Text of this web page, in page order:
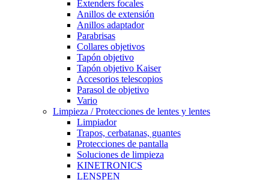
Extenders focales
Anillos de extensión
Anillos adaptador
Parabrisas
Collares objetivos
Tapón objetivo
Tapón objetivo Kaiser
Accesorios telescopios
Parasol de objetivo
Vario
Limpieza / Protecciones de lentes y lentes
Limpiador
Trapos, cerbatanas, guantes
Protecciones de pantalla
Soluciones de limpieza
KINETRONICS
LENSPEN